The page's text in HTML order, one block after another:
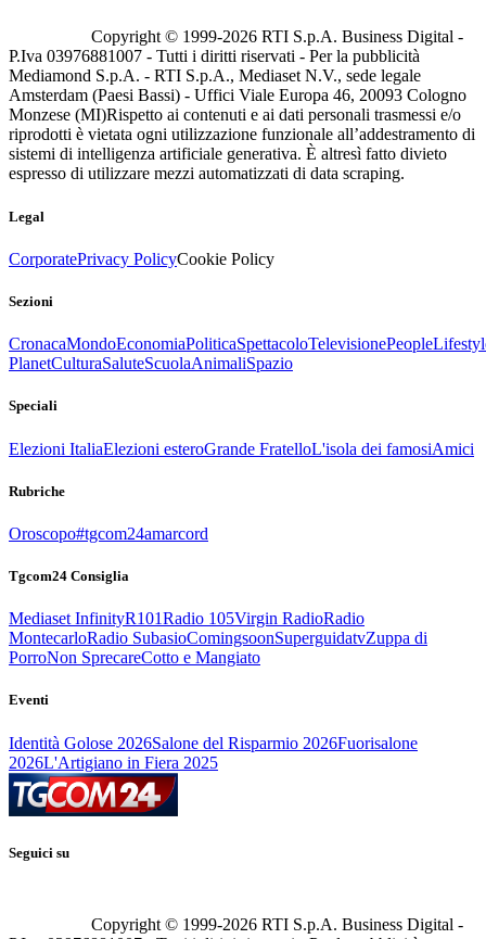
Copyright © 1999-2026 RTI S.p.A. Business Digital -
P.Iva 03976881007 - Tutti i diritti riservati - Per la pubblicità
Mediamond S.p.A. - RTI S.p.A., Mediaset N.V., sede legale
Amsterdam (Paesi Bassi) - Uffici Viale Europa 46, 20093 Cologno
Monzese (MI)Rispetto ai contenuti e ai dati personali trasmessi e/o
riprodotti è vietata ogni utilizzazione funzionale all’addestramento di
sistemi di intelligenza artificiale generativa. È altresì fatto divieto
espresso di utilizzare mezzi automatizzati di data scraping.
Legal
CorporatePrivacy PolicyCookie Policy
Sezioni
CronacaMondoEconomiaPoliticaSpettacoloTelevisionePeople
PlanetCulturaSaluteScuolaAnimaliSpazio
Speciali
Elezioni ItaliaElezioni esteroGrande FratelloL'isola dei famosiAmici
Rubriche
Oroscopo#tgcom24amarcord
Tgcom24 Consiglia
Mediaset InfinityR101Radio 105Virgin RadioRadio
MontecarloRadio SubasioComingsoonSuperguidatvZuppa di
PorroNon SprecareCotto e Mangiato
Eventi
Identità Golose 2026Salone del Risparmio 2026Fuorisalone
2026L'Artigiano in Fiera 2025
Seguici su
Copyright © 1999-2026 RTI S.p.A. Business Digital -